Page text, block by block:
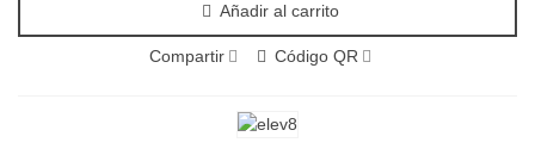
Añadir al carrito
Compartir Código QR